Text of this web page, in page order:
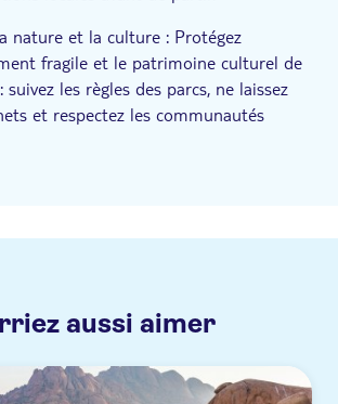
nature et la culture : Protégez
fragile et le patrimoine culturel de
suivez les règles des parcs, ne laissez
et respectez les communautés
aussi aimer